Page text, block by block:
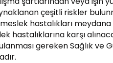
çeşitli riskler
hastalıkları
hastalıklarına karşı
gereken Sağlık ve